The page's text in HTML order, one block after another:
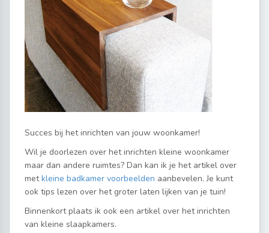
Succes bij het inrichten van jouw woonkamer!
Wil je doorlezen over het inrichten kleine woonkamer
maar dan andere ruimtes? Dan kan ik je het artikel over
metkleine badkamer voorbeelden aanbevelen. Je kunt
ook tips lezen over het groter laten lijken van je tuin!
Binnenkort plaats ik ook een artikel over het inrichten
van kleine slaapkamers.